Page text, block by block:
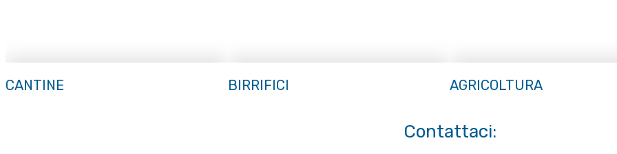
CANTINE BIRRIFICI AGRICOLTURA
Contattaci: